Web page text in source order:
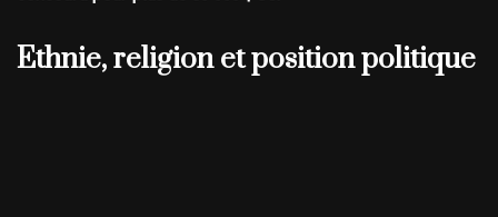
Ethnie, religion et position politique